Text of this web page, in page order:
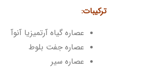
ترکیبات:
عصاره گیاه آرتمیزیا آنوآ
عصاره جفت بلوط
عصاره سیر